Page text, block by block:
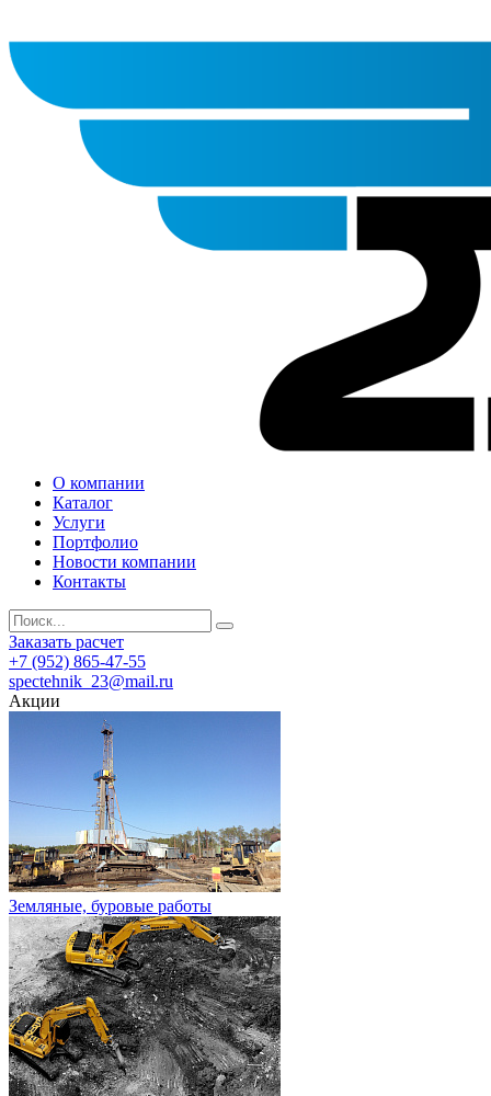
О компании
Каталог
Услуги
Портфолио
Новости компании
Контакты
Заказать расчет
+7 (952) 865-47-55
spectehnik_23@mail.ru
Акции
Земляные, буровые работы